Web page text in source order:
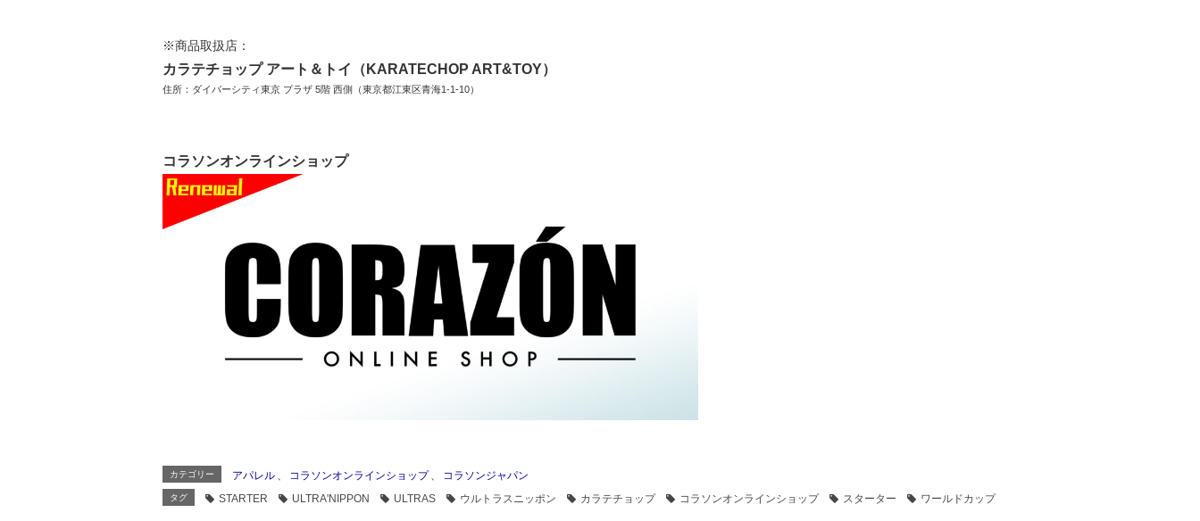
※商品取扱店：
カラテチョップ アート＆トイ（KARATECHOP ART&TOY）
住所：ダイバーシティ東京 プラザ 5階 西側（東京都江東区青海1-1-10）
コラソンオンラインショップ
カテゴリー アパレル 、 コラソンオンラインショップ 、 コラソンジャパン
タグ STARTER ULTRA'NIPPON ULTRAS ウルトラスニッポン カラテチョップ コラソンオンラインショップ スターター ワールドカップ